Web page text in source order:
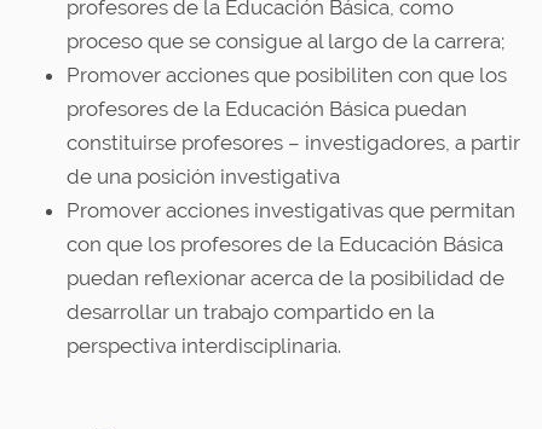
profesores de la Educación Básica, como
proceso que se consigue al largo de la carrera;
Promover acciones que posibiliten con que los
profesores de la Educación Básica puedan
constituirse profesores – investigadores, a partir
de una posición investigativa
Promover acciones investigativas que permitan
con que los profesores de la Educación Básica
puedan reflexionar acerca de la posibilidad de
desarrollar un trabajo compartido en la
perspectiva interdisciplinaria.